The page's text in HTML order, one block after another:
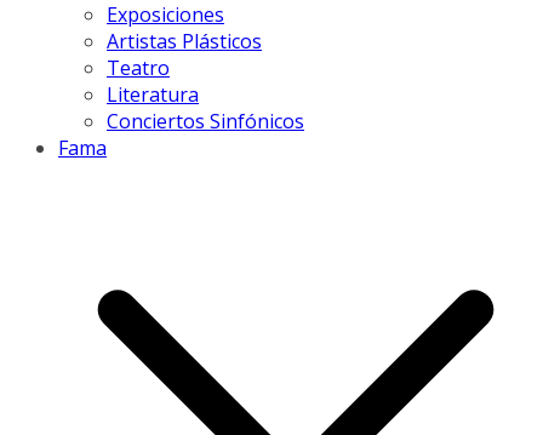
Exposiciones
Artistas Plásticos
Teatro
Literatura
Conciertos Sinfónicos
Fama